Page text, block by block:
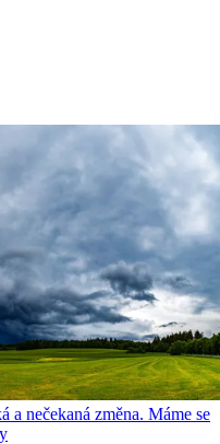
a nečekaná změna. Máme se